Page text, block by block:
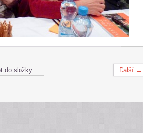
Další →
do složky